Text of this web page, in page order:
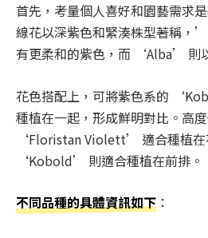
首先，考量個人喜好和園藝需
線花以深紫色和緊湊株型著稱
有更柔和的紫色，而 ‘Alba’ 則
花色搭配上，可將紫色系的
種植在一起，形成鮮明對比。高
‘Floristan Violett’ 適合種植在
‘Kobold’ 則適合種植在前排。
不同品種的具體資訊如下 ：